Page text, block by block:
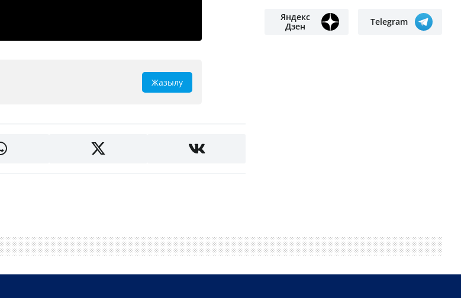
Жазылу
Яндекс
Дзен
Telegram